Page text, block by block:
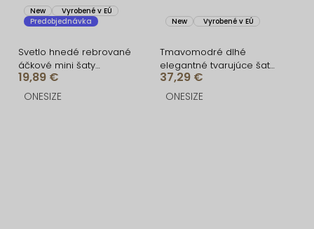
New
Vyrobené v EÚ
Predobjednávka
Svetlo hnedé rebrované
áčkové mini šaty
CASSYNE
19,89 €
ONESIZE
New Vyrobené v EÚ
Tmavomodré dlhé
elegantné tvarujúce šaty
DOROTA
37,29 €
ONESIZE